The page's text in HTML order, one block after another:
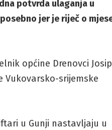
potvrda ulaganja u
jer je riječ o
općine Drenovci Josip
Vukovarsko-srijemske
u Gunji nastavljaju u